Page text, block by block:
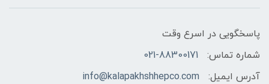
پاسخگویی در اسرع وقت
شماره تماس:
021-88300171
آدرس ایمیل:
info@kalapakhshhepco.com